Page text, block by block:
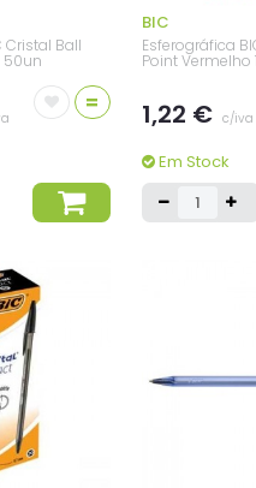
Cristal Ball
50un
=
BIC
Esferográfica
Point Vermelho
1,22 € c/iva
Em Stock